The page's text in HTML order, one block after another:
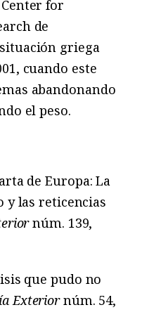
for
de
griega
cuando este
abandonando
el peso.
de Europa: La
las reticencias
núm. 139,
que pudo no
Exteriornúm. 54,